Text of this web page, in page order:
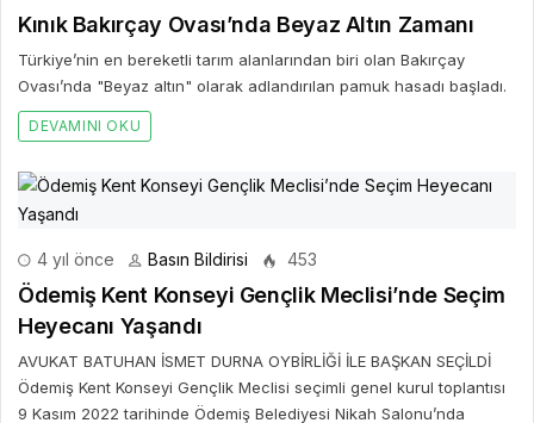
Kınık Bakırçay Ovası’nda Beyaz Altın Zamanı
Türkiye’nin en bereketli tarım alanlarından biri olan Bakırçay
Ovası’nda "Beyaz altın" olarak adlandırılan pamuk hasadı başladı.
DEVAMINI OKU
4 yıl önce Basın Bildirisi 453
Ödemiş Kent Konseyi Gençlik Meclisi’nde Seçim
Heyecanı Yaşandı
AVUKAT BATUHAN İSMET DURNA OYBİRLİĞİ İLE BAŞKAN SEÇİLDİ
Ödemiş Kent Konseyi Gençlik Meclisi seçimli genel kurul toplantısı
9 Kasım 2022 tarihinde Ödemiş Belediyesi Nikah Salonu’nda